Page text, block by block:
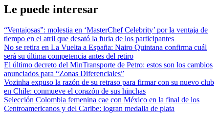
Le puede interesar
“Ventajosas”: molestia en ‘MasterChef Celebrity’ por la ventaja de
tiempo en el atril que desató la furia de los participantes
No se retira en La Vuelta a España: Nairo Quintana confirma cuál
será su última competencia antes del retiro
El último decreto del MinTransporte de Petro: estos son los cambios
anunciados para “Zonas Diferenciales”
Vozinha expuso la razón de su retraso para firmar con su nuevo club
en Chile: conmueve el corazón de sus hinchas
Selección Colombia femenina cae con México en la final de los
Centroamericanos y del Caribe: logran medalla de plata